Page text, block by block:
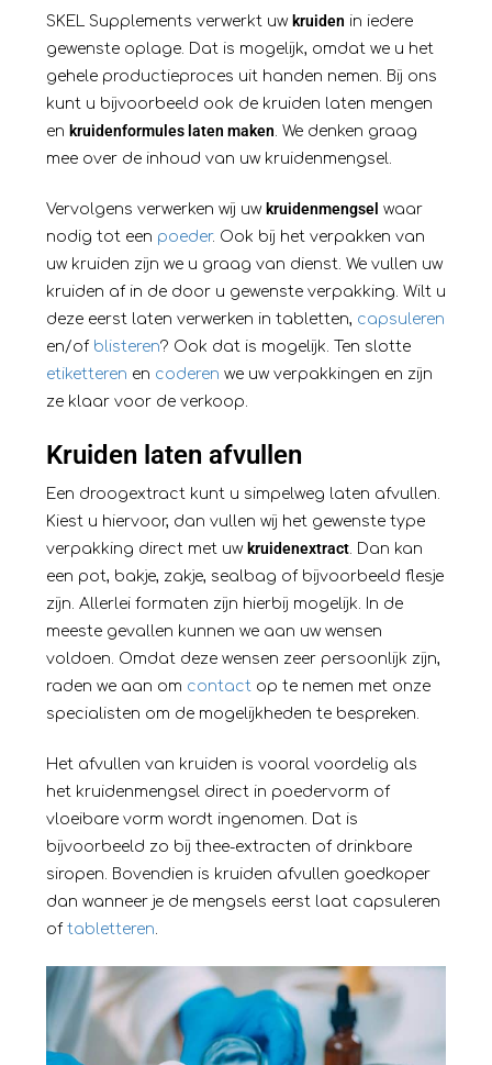
SKEL Supplements verwerkt uw kruiden in iedere
gewenste oplage. Dat is mogelijk, omdat we u het
gehele productieproces uit handen nemen. Bij ons
kunt u bijvoorbeeld ook de kruiden laten mengen
en kruidenformules laten maken. We denken graag
mee over de inhoud van uw kruidenmengsel.
Vervolgens verwerken wij uw kruidenmengsel waar
nodig tot een poeder. Ook bij het verpakken van
uw kruiden zijn we u graag van dienst. We vullen uw
kruiden af in de door u gewenste verpakking. Wilt u
deze eerst laten verwerken in tabletten, capsuleren
en/of blisteren? Ook dat is mogelijk. Ten slotte
etiketteren en coderen we uw verpakkingen en zijn
ze klaar voor de verkoop.
Kruiden laten afvullen
Een droogextract kunt u simpelweg laten afvullen.
Kiest u hiervoor, dan vullen wij het gewenste type
verpakking direct met uw kruidenextract. Dan kan
een pot, bakje, zakje, sealbag of bijvoorbeeld flesje
zijn. Allerlei formaten zijn hierbij mogelijk. In de
meeste gevallen kunnen we aan uw wensen
voldoen. Omdat deze wensen zeer persoonlijk zijn,
raden we aan om contactop te nemen met onze
specialisten om de mogelijkheden te bespreken.
Het afvullen van kruiden is vooral voordelig als
het kruidenmengsel direct in poedervorm of
vloeibare vorm wordt ingenomen. Dat is
bijvoorbeeld zo bij thee-extracten of drinkbare
siropen. Bovendien is kruiden afvullen goedkoper
dan wanneer je de mengsels eerst laat capsuleren
of tabletteren.